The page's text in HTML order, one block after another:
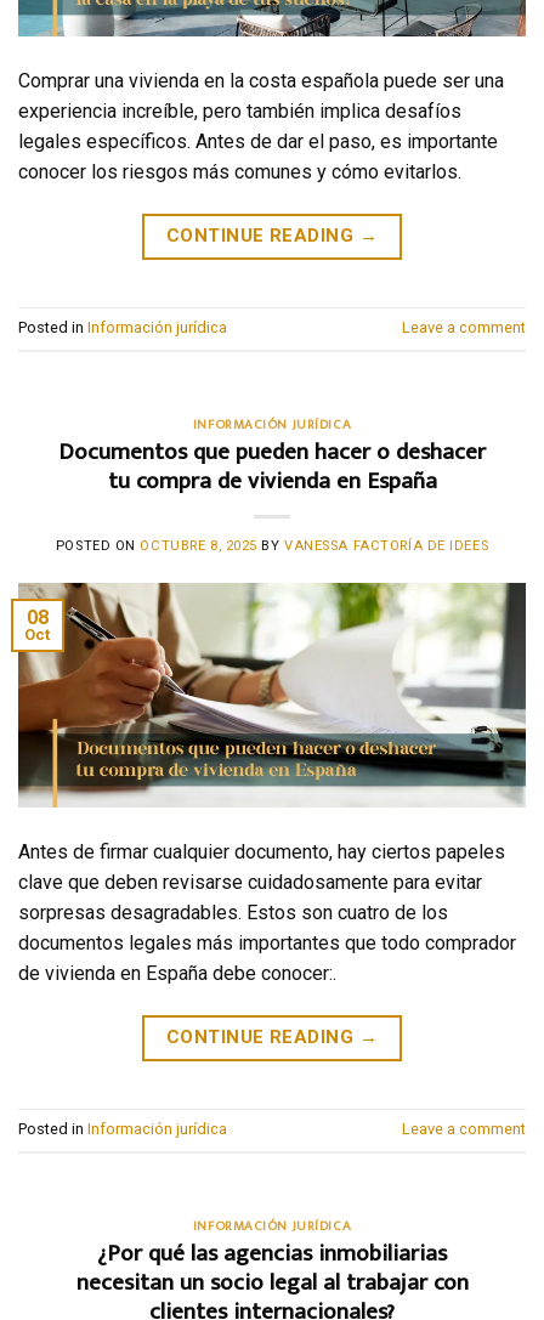
Comprar una vivienda en la costa española puede ser una
experiencia increíble, pero también implica desafíos
legales específicos. Antes de dar el paso, es importante
conocer los riesgos más comunes y cómo evitarlos.
CONTINUE READING →
Posted in Información jurídica Leave a comment
INFORMACIÓN JURÍDICA
Documentos que pueden hacer o deshacer
tu compra de vivienda en España
POSTED ON OCTUBRE 8, 2025 BYVANESSA FACTORÍA DE IDEES
08
Oct
Antes de firmar cualquier documento, hay ciertos papeles
clave que deben revisarse cuidadosamente para evitar
sorpresas desagradables. Estos son cuatro de los
documentos legales más importantes que todo comprador
de vivienda en España debe conocer:.
CONTINUE READING →
Posted in Información jurídica Leave a comment
INFORMACIÓN JURÍDICA
¿Por qué las agencias inmobiliarias
necesitan un socio legal al trabajar con
clientes internacionales?